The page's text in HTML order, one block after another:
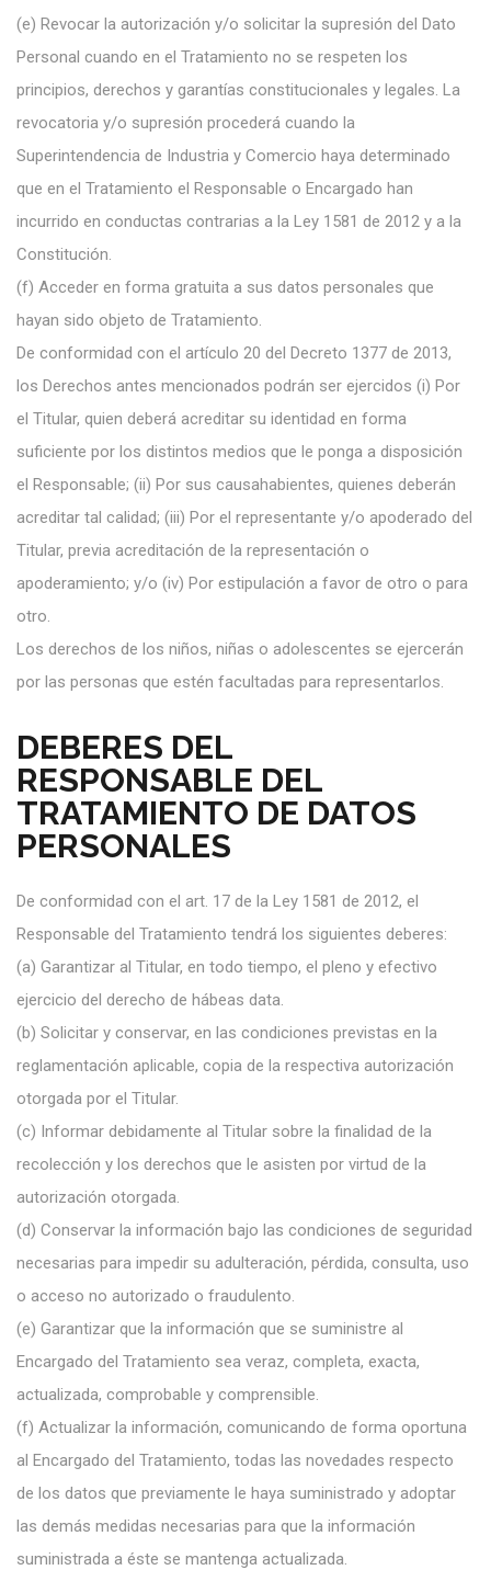
(e) Revocar la autorización y/o solicitar la supresión del Dato
Personal cuando en el Tratamiento no se respeten los
principios, derechos y garantías constitucionales y legales. La
revocatoria y/o supresión procederá cuando la
Superintendencia de Industria y Comercio haya determinado
que en el Tratamiento el Responsable o Encargado han
incurrido en conductas contrarias a la Ley 1581 de 2012 y a la
Constitución.
(f) Acceder en forma gratuita a sus datos personales que
hayan sido objeto de Tratamiento.
De conformidad con el artículo 20 del Decreto 1377 de 2013,
los Derechos antes mencionados podrán ser ejercidos (i) Por
el Titular, quien deberá acreditar su identidad en forma
suficiente por los distintos medios que le ponga a disposición
el Responsable; (ii) Por sus causahabientes, quienes deberán
acreditar tal calidad; (iii) Por el representante y/o apoderado del
Titular, previa acreditación de la representación o
apoderamiento; y/o (iv) Por estipulación a favor de otro o para
otro.
Los derechos de los niños, niñas o adolescentes se ejercerán
por las personas que estén facultadas para representarlos.
DEBERES DEL
RESPONSABLE DEL
TRATAMIENTO DE DATOS
PERSONALES
De conformidad con el art. 17 de la Ley 1581 de 2012, el
Responsable del Tratamiento tendrá los siguientes deberes:
(a) Garantizar al Titular, en todo tiempo, el pleno y efectivo
ejercicio del derecho de hábeas data.
(b) Solicitar y conservar, en las condiciones previstas en la
reglamentación aplicable, copia de la respectiva autorización
otorgada por el Titular.
(c) Informar debidamente al Titular sobre la finalidad de la
recolección y los derechos que le asisten por virtud de la
autorización otorgada.
(d) Conservar la información bajo las condiciones de seguridad
necesarias para impedir su adulteración, pérdida, consulta, uso
o acceso no autorizado o fraudulento.
(e) Garantizar que la información que se suministre al
Encargado del Tratamiento sea veraz, completa, exacta,
actualizada, comprobable y comprensible.
(f) Actualizar la información, comunicando de forma oportuna
al Encargado del Tratamiento, todas las novedades respecto
de los datos que previamente le haya suministrado y adoptar
las demás medidas necesarias para que la información
suministrada a éste se mantenga actualizada.